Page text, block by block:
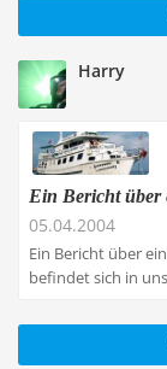
Harry
Ein Bericht über
05.04.2004
Ein Bericht über
befindet sich in